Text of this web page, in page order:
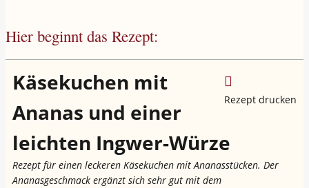
Hier beginnt das Rezept:
Rezept drucken
Käsekuchen mit
Ananas und einer
leichten Ingwer-Würze
Rezept für einen leckeren Käsekuchen mit Ananasstücken. Der
Ananasgeschmack ergänzt sich sehr gut mit dem